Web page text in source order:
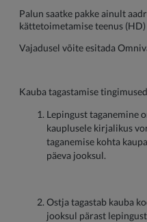
Palun saatke pakke ainult
kättetoimetamise teenus
Vajadusel võite esitada
Kauba tagastamise
Lepingust taganemine
kauplusele kirjalikus
taganemise kohta
päeva jooksul.
Ostja tagastab kauba
jooksul pärast